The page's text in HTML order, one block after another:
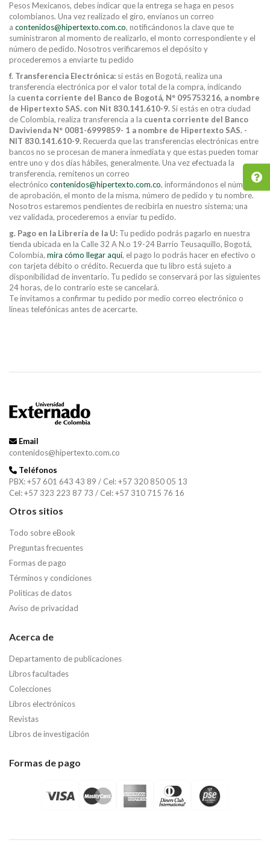
Pesos Mexicanos, debes indicar que la entrega se haga en pesos
colombianos. Una vez realizado el giro, envíanos un correo
a contenidos@hipertexto.com.co, notificándonos la clave que te
suministraron al momento de realizarlo, el monto correspondiente y el
número de pedido. Nosotros verificaremos el depósito y
procederemos a enviarte tu pedido
f. Transferencia Electrónica: si estás en Bogotá, realiza una
transferencia electrónica por el valor total de la compra, indicando
la cuenta corriente del Banco de Bogotá, N° 095753216, a nombre
de Hipertexto SAS. con Nit 830.141.610-9.Si estás en otra ciudad
de Colombia, realiza transferencia a la cuenta corriente del Banco
Davivienda N° 0081-6999859- 1 a nombre de Hipertexto SAS. -
NIT 830.141.610-9.Recuerda que las transferencias electrónicas entre
bancos no se procesan de manera inmediata y que estas pueden tomar
entre uno y dos días hábiles, generalmente. Una vez efectuada la
transferencia, remítenos un correo
electrónico contenidos@hipertexto.com.co, informándonos el número
de aprobación, el monto de la misma, número de pedido y tu nombre.
Nosotros estaremos pendientes de recibirla en nuestro sistema; una
vez validada, procederemos a enviar tu pedido.
g. Pago en la Librería de la U: Tu pedido podrás pagarlo en nuestra
tienda ubicada en la Calle 32 A N.o 19-24 Barrio Teusaquillo, Bogotá,
Colombia, mira cómo llegar aquí, el pago lo podrás hacer en efectivo o
con tarjeta débito o crédito. Recuerda que tu libro está sujeto a
disponibilidad de inventario. Tu pedido se conservará por las siguientes
24 horas, de lo contrario este se cancelará.
Te invitamos a confirmar tu pedido por medio correo electrónico o
líneas telefónicas antes de acercarte.
Email
contenidos@hipertexto.com.co
Teléfonos
PBX: +57 601 643 43 89 / Cel: +57 320 850 05 13
Cel: +57 323 223 87 73 / Cel: +57 310 715 76 16
Otros sitios
Todo sobre eBook
Preguntas frecuentes
Formas de pago
Términos y condiciones
Políticas de datos
Aviso de privacidad
Acerca de
Departamento de publicaciones
Libros facultades
Colecciones
Libros electrónicos
Revistas
Libros de investigación
Formas de pago